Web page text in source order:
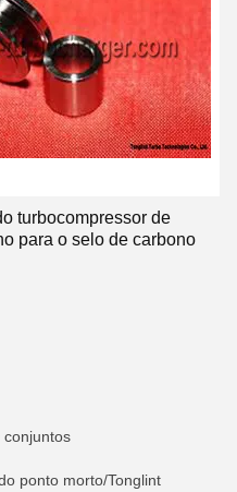
turbocompressor de
para o selo de carbono
ponto morto/Tonglint